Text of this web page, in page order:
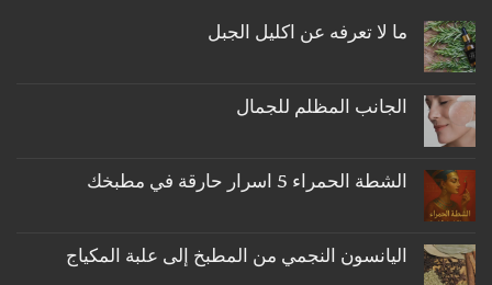
ما لا تعرفه عن اكليل الجبل
على
ما
اكليل
الجبل
الجانب المظلم للجمال
على
الجانب
الشطة الحمراء 5 اسرار حارقة في مطبخك
على
الشطة
اليانسون النجمي من المطبخ إلى علبة المكياج